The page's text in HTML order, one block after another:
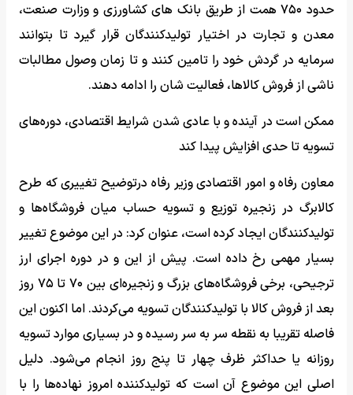
حدود ۷۵۰ همت از طریق بانک های‌ کشاورزی و وزارت صنعت،
معدن و تجارت در اختیار تولیدکنندگان قرار گیرد تا بتوانند
سرمایه در گردش خود را تامین کنند و تا زمان وصول مطالبات
ناشی از فروش کالاها، فعالیت شان را ادامه دهند.
ممکن است در آینده و با عادی شدن شرایط اقتصادی، دوره‌های
تسویه تا حدی افزایش پیدا کند
معاون رفاه و امور اقتصادی وزیر رفاه درتوضیح تغییری که طرح
کالابرگ در زنجیره توزیع و تسویه حساب میان فروشگاه‌ها و
تولیدکنندگان ایجاد کرده است، عنوان کرد: در این موضوع تغییر
بسیار مهمی رخ داده است. پیش از این و در دوره اجرای ارز
ترجیحی، برخی فروشگاه‌های بزرگ و زنجیره‌ای بین ۷۰ تا ۷۵ روز
بعد از فروش کالا با تولیدکنندگان تسویه می‌کردند. اما اکنون این
فاصله تقریبا به نقطه سر به سر رسیده و در بسیاری موارد تسویه
روزانه یا حداکثر ظرف چهار تا پنج روز انجام می‌شود. دلیل
اصلی این موضوع آن است که تولیدکننده امروز نهاده‌ها را با